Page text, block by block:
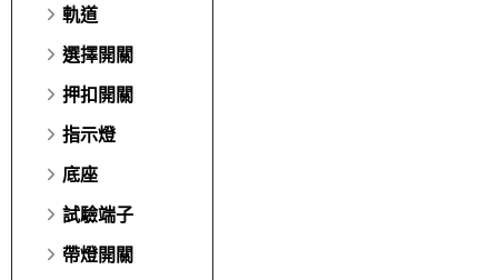
軌道
選擇開關
押扣開關
指示燈
底座
試驗端子
帶燈開關